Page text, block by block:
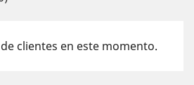
clientes en este momento.